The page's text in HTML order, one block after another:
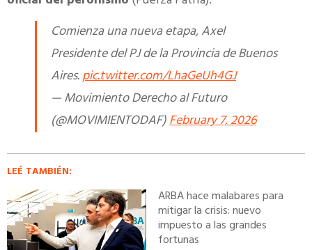
Comienza una nueva etapa, Axel
Presidente del PJ de la Provincia de Buenos
Aires.pic.twitter.com/LhaGeUh4GJ
— Movimiento Derecho al Futuro
(@MOVIMIENTODAF)February 7, 2026
LEÉ TAMBIÉN:
ARBA hace malabares para
mitigar la crisis: nuevo
impuesto a las grandes
fortunas